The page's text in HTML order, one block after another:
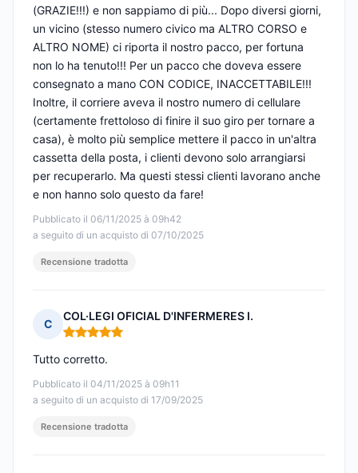
Pubblicato il 06/11/2025 à 09h42
a seguito di un acquisto di 07/10/2025
(GRAZIE!!!) e non sappiamo di più... Dopo diversi giorni,
un vicino (stesso numero civico ma ALTRO CORSO e
ALTRO NOME) ci riporta il nostro pacco, per fortuna
non lo ha tenuto!!! Per un pacco che doveva essere
consegnato a mano CON CODICE, INACCETTABILE!!!
Inoltre, il corriere aveva il nostro numero di cellulare
(certamente frettoloso di finire il suo giro per tornare a
casa), è molto più semplice mettere il pacco in un'altra
cassetta della posta, i clienti devono solo arrangiarsi
per recuperarlo. Ma questi stessi clienti lavorano anche
e non hanno solo questo da fare!
Recensione tradotta
C
COL·LEGI OFICIAL D'INFERMERES I.
Nota: 5 su 5
Pubblicato il 04/11/2025 à 09h11
a seguito di un acquisto di 17/09/2025
Tutto corretto.
Recensione tradotta